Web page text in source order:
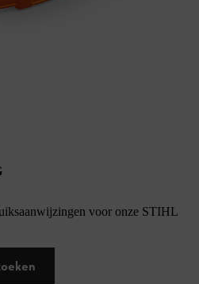
voor onze STIHL